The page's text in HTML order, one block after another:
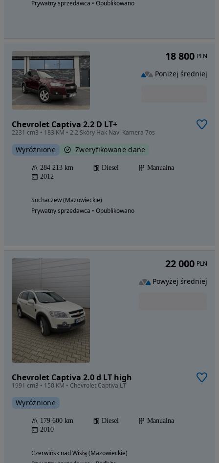
Prywatny sprzedawca • Opublikowano
Chevrolet Captiva 2.2 D LT+
2231 cm3 • 183 KM • 2.2 Skóry Hak Navi Kamera 7os
Wyróżnione Zweryfikowane dane
284 213 km Diesel
Manualna
2012
Sochaczew (Mazowieckie)
Prywatny sprzedawca • Opublikowano
18 800 PLN
Poniżej średniej
Chevrolet Captiva 2.0 d LT high
1991 cm3 • 150 KM • Chevrolet Captiva LT
Wyróżnione
179 600 km Diesel
Manualna
2010
Czerwińsk nad Wisłą (Mazowieckie)
22 000 PLN
Powyżej średniej